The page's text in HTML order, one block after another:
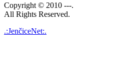
Copyright © 2010 ---.
All Rights Reserved.
.:JenčiceNet:.